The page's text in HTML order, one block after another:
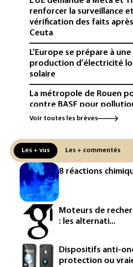
renforcer la surveillance
vérification des faits
Ceuta
L'Europe se prépare à une
production d'électricité
solaire
La métropole de Rouen
contre BASF pour
Canicule: à l'arrêt depuis
réseau
Véhicules de livraison
France ouvre la voie à leur
homologation
Iris³: Eutelsat investira 3,4
d'euros dans la future
européenne
Le magazine VSD racheté
l'entrepreneur Vianney
Voir toutes les brèves
Les + vus Les + commentés
8 réactions
Moteurs de
: les alternati...
Dispositifs anti-
protection ou